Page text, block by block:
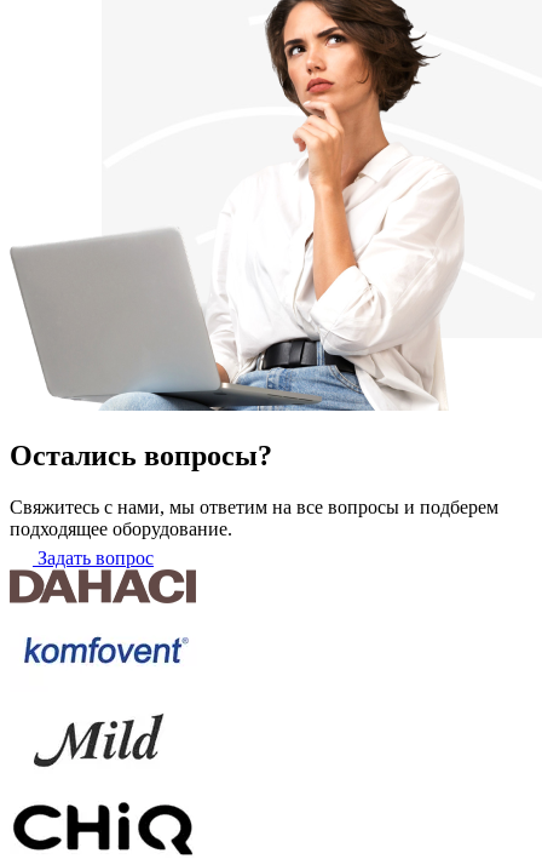
Остались вопросы?
Свяжитесь с нами, мы ответим на все вопросы и подберем
подходящее оборудование.
Задать вопрос